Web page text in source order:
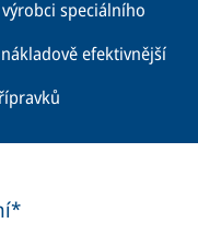
speciálního
efektivnější